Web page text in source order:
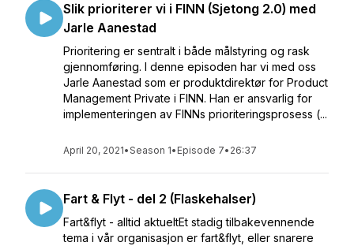
Slik prioriterer vi i FINN (Sjetong 2.0) med
Jarle Aanestad
Prioritering er sentralt i både målstyring og rask
gjennomføring. I denne episoden har vi med oss
Jarle Aanestad som er produktdirektør for Product
Management Private i FINN. Han er ansvarlig for
implementeringen av FINNs prioriteringsprosess (...
April 20, 2021•Season 1• Episode 7• 26:37
Fart & Flyt - del 2 (Flaskehalser)
Fart&flyt - alltid aktueltEt stadig tilbakevennende
tema i vår organisasjon er fart&flyt, eller snarere